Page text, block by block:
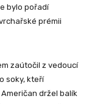
bylo pořadí
prémii
zaútočil z vedoucí
soky, kteří
držel balík